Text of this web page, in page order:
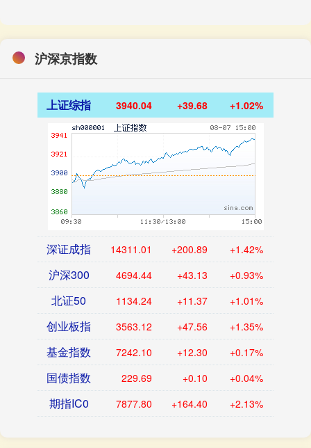
沪深京指数
上证综指 3940.04 +39.68 +1.02%
深证成指 14311.01 +200.89 +1.42%
沪深300 4694.44 +43.13 +0.93%
北证50 1134.24 +11.37 +1.01%
创业板指 3563.12 +47.56 +1.35%
基金指数 7242.10 +12.30 +0.17%
国债指数 229.69 +0.10 +0.04%
期指IC0 7877.80 +164.40 +2.13%